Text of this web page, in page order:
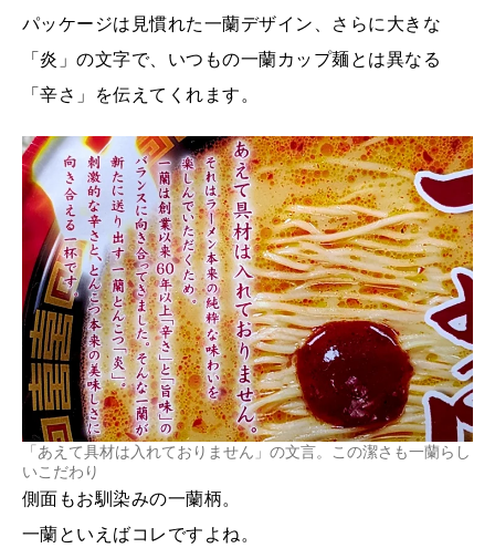
パッケージは見慣れた一蘭デザイン、さらに大きな
「炎」の文字で、いつもの一蘭カップ麺とは異なる
「辛さ」を伝えてくれます。
「あえて具材は入れておりません」の文言。この潔さも一蘭らし
いこだわり
側面もお馴染みの一蘭柄。
一蘭といえばコレですよね。